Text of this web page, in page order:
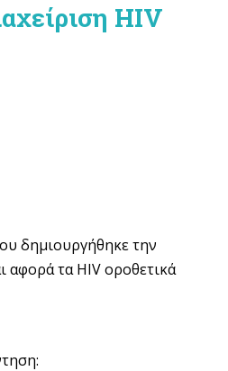
HIV
δημιουργήθηκε την
αφορά τα HIV οροθετικά